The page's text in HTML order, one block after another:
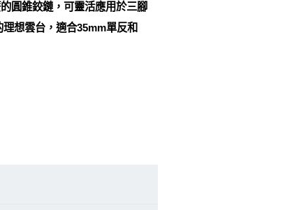
圓錐鉸鏈，可靈活應用於三腳
想雲台，適合35mm單反和